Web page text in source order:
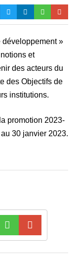
développement »
et
des acteurs du
des Objectifs de
institutions.
promotion 2023-
30 janvier 2023.